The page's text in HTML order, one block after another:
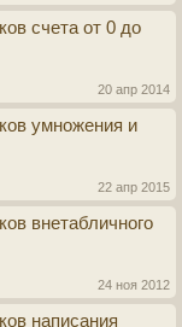
счета от 0 до
20 апр 2014
умножения и
22 апр 2015
внетабличного
24 ноя 2012
написания